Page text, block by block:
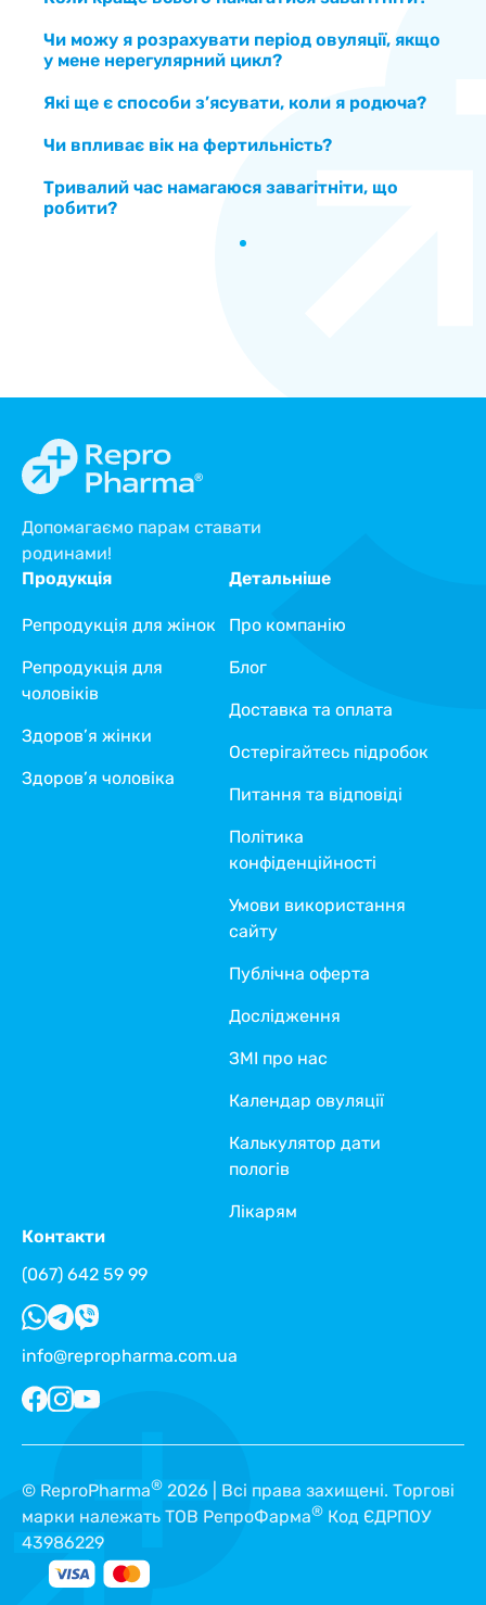
Чи можу я розрахувати період овуляції, якщо
у мене нерегулярний цикл?
Які ще є способи з’ясувати, коли я родюча?
Чи впливає вік на фертильність?
Тривалий час намагаюся завагітніти, що
робити?
Допомагаємо парам ставати
родинами!
Детальніше
Про компанію
Блог
Доставка та оплата
Остерігайтесь підробок
Питання та відповіді
Політика
конфіденційності
Умови використання
сайту
Публічна оферта
Дослідження
ЗМІ про нас
Календар овуляції
Калькулятор дати
пологів
Лікарям
Продукція
Репродукція для жінок
Репродукція для
чоловіків
Здоров’я жінки
Здоров’я чоловіка
Контакти
(067) 642 59 99
info@repropharma.com.ua
© ReproPharma® 2026 | Всі права захищені. Торгові
марки належать ТОВ РепроФарма® Код ЄДРПОУ
43986229